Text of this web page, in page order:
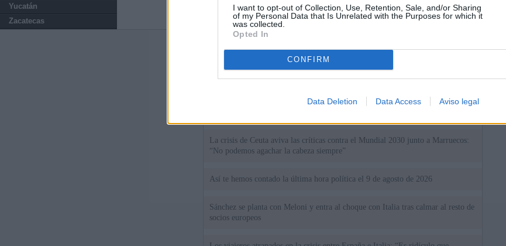
I want to opt-out of Collection, Use, Retention, Sale, and/or Sharing
of my Personal Data that Is Unrelated with the Purposes for which it
was collected.
Opted In
CONFIRM
Data Deletion Data Access Aviso legal
Yucatán
Zacatecas
Últimas noticias
La crisis de Ceuta aviva las críticas contra el Mundial 2030 junto a Marruecos:
“No podemos agachar la cabeza siempre”
Así te hemos contado la última hora política el 9 de agosto de 2026
Sánchez se planta con Meloni y entra al choque con Italia tras calmar al resto de
socios europeos